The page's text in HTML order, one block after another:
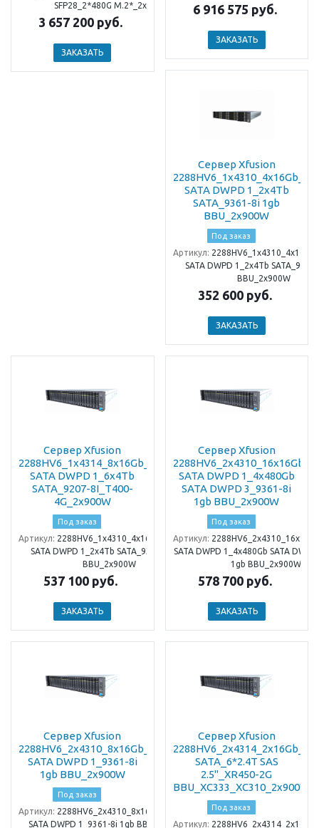
SFP28_2*480G M.2*_2x1500W
3 657 200 руб.
ЗАКАЗАТЬ
6 916 575 руб.
ЗАКАЗАТЬ
Сервер Xfusion
SATA DWPD 1_2x4Tb
SATA_9361-8i 1gb
BBU_2x900W
Под заказ
Артикул:
SATA DWPD 1_2x4Tb
BBU_2x900W
352 600 руб.
ЗАКАЗАТЬ
Сервер Xfusion
2288HV6_1x4314_8x16Gb_2x480Gb
SATA DWPD 1_6x4Tb
SATA_9207-8I_T400-
4G_2x900W
Под заказ
Артикул: 2288HV6_1x4310_4x16Gb_2x480Gb
SATA DWPD 1_2x4Tb SATA_9361-8i 1gb
BBU_2x900W
537 100 руб.
ЗАКАЗАТЬ
Сервер Xfusion
SATA DWPD 1_4x480Gb
SATA DWPD 3_9361-8i
1gb BBU_2x900W
Под заказ
Артикул:
SATA DWPD 1_4x480Gb SATA
1gb BBU_2x900W
578 700 руб.
ЗАКАЗАТЬ
Сервер Xfusion
2288HV6_2x4310_8x16Gb_2x480Gb
SATA DWPD 1_9361-8i
1gb BBU_2x900W
Под заказ
Артикул: 2288HV6_2x4310_8x16Gb_2x480Gb
SATA DWPD 1_9361-8i 1gb BBU_2x900W
Сервер Xfusion
SATA_6*2.4T SAS
2.5"_XR450-2G
BBU_XC333_XC310_2x900W
Под заказ
Артикул: